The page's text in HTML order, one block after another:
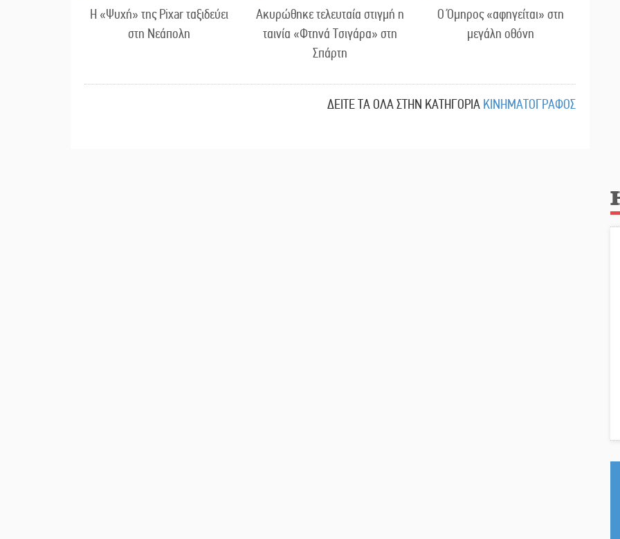
Η «Ψυχή» της Pixar ταξιδεύει
στη Νεάπολη
Ακυρώθηκε τελευταία στιγμή η
ταινία «Φτηνά Τσιγάρα» στη
Σπάρτη
Ο Όμηρος «αφηγείται» στη
μεγάλη οθόνη
ΔΕΙΤΕ ΤΑ ΟΛΑ ΣΤΗΝ ΚΑΤΗΓΟΡΙΑ ΚΙΝΗΜΑΤΟΓΡΑΦΟΣ